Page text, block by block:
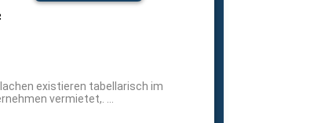
existieren tabellarisch im
vermietet,. ...